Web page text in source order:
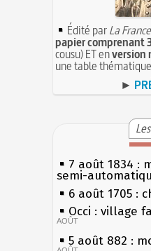
Édité parLa
papier comprenant
cousu) ET enversion
une table
►
7 août 1834 :
semi-
6 août 1705 :
Occi : village
AOÛT
5 août 882 :